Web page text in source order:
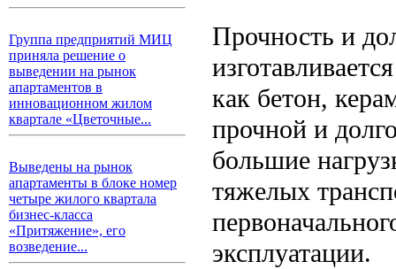
Группа предприятий МИЦ
приняла решение о
выведении на рынок
апартаментов в
инновационном жилом
квартале «Цветочные...
Выведены на рынок
апартаменты в блоке номер
четыре жилого квартала
бизнес-класса
«Притяжение», его
возведение...
Прочность и
как бетон,
прочной и
большие
тяжелых
эксплуатации.